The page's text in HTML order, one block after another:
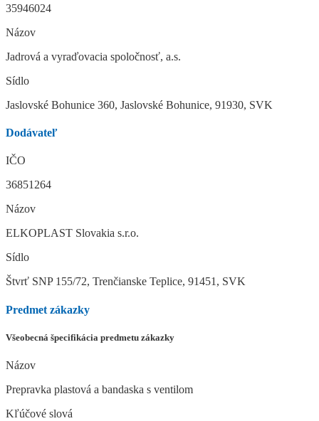
35946024
Názov
Jadrová a vyraďovacia spoločnosť, a.s.
Sídlo
Jaslovské Bohunice 360, Jaslovské Bohunice, 91930, SVK
Dodávateľ
IČO
36851264
Názov
ELKOPLAST Slovakia s.r.o.
Sídlo
Štvrť SNP 155/72, Trenčianske Teplice, 91451, SVK
Predmet zákazky
Všeobecná špecifikácia predmetu zákazky
Názov
Prepravka plastová a bandaska s ventilom
Kľúčové slová